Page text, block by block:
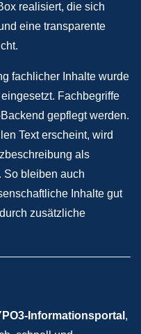
realisiert, die sich
eine transparente
fachlicher Inhalte wurde
eingesetzt. Fachbegriffe
gepflegt werden.
Text erscheint, wird
als
So bleiben auch
Inhalte gut
zusätzliche
Informationsportal ,